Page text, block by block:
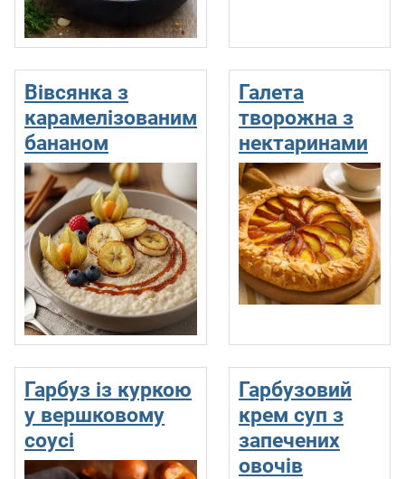
Вівсянка з
карамелізованим
бананом
Галета
творожна з
нектаринами
Гарбуз із куркою
у вершковому
соусі
Гарбузовий
крем суп з
запечених
овочів